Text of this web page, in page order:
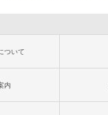
ついて
内